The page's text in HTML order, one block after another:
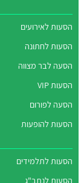
הסעות לאירועים
הסעות לחתונה
הסעה לבר מצווה
הסעות VIP
הסעה לפורום
הסעות להופעות
הסעות לתלמידים
הסעות לנתב"ג